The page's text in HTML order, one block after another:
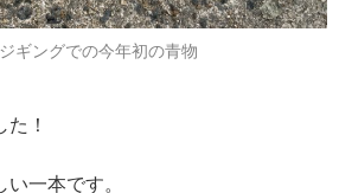
ギングでの今年初の青物
た！
一本です。